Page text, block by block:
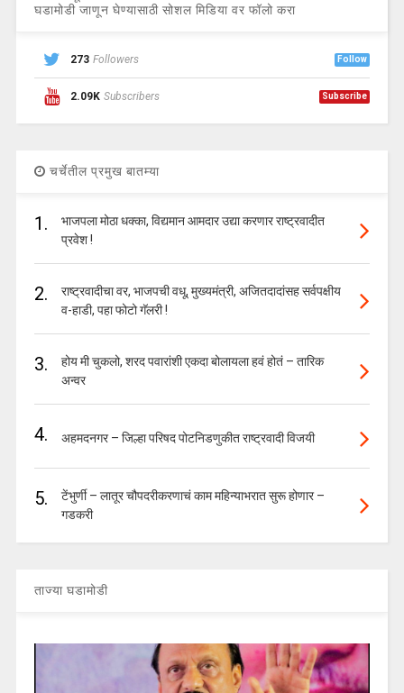
घडामोडी जाणून घेण्यासाठी सोशल मिडिया वर फॉलो करा
273 Followers Follow
2.09K Subscribers Subscribe
चर्चेतील प्रमुख बातम्या
1.
भाजपला मोठा धक्का, विद्यमान आमदार उद्या करणार राष्ट्रवादीत
प्रवेश !
2.
राष्ट्रवादीचा वर, भाजपची वधू, मुख्यमंत्री, अजितदादांसह सर्वपक्षीय
व-हाडी, पहा फोटो गॅलरी !
3.
होय मी चुकलो, शरद पवारांशी एकदा बोलायला हवं होतं – तारिक
अन्वर
4. अहमदनगर – जिल्हा परिषद पोटनिडणुकीत राष्ट्रवादी विजयी
5.
टेंभुर्णी – लातूर चौपदरीकरणाचं काम महिन्याभरात सुरू होणार –
गडकरी
ताज्या घडामोडी